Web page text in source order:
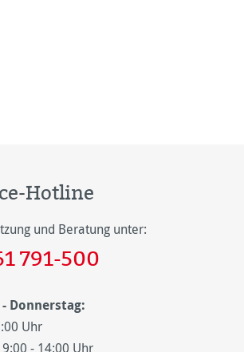
Hotline
und Beratung unter:
791-500
Donnerstag:
Uhr
9:00 - 14:00 Uhr